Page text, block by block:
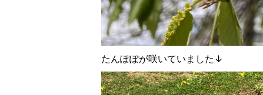
たんぽぽが咲いていました↓